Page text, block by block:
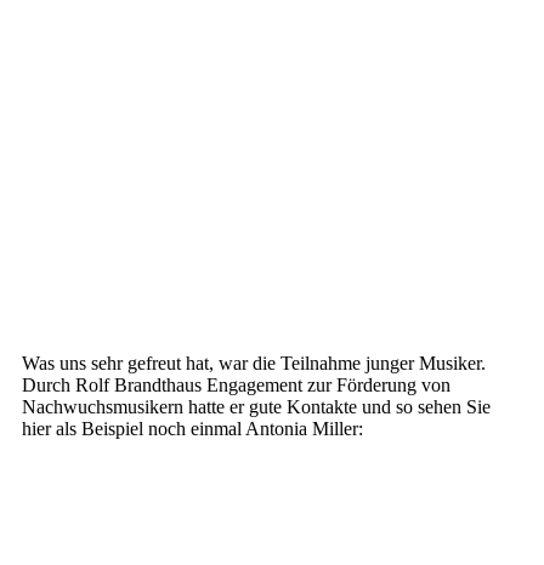
Was uns sehr gefreut hat, war die Teilnahme junger Musiker.
Durch Rolf Brandthaus Engagement zur Förderung von
Nachwuchsmusikern hatte er gute Kontakte und so sehen Sie
hier als Beispiel noch einmal Antonia Miller: